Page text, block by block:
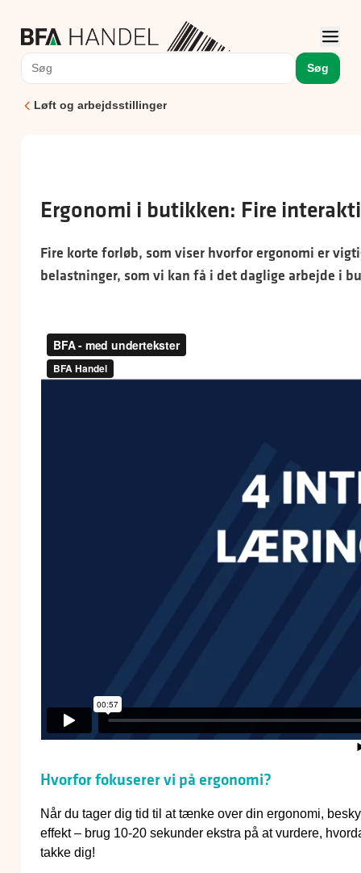
Søg
Løft og arbejdsstillinger
Ergonomi i butikken: Fire
Fire korte forløb, som viser hvorfor ergonomi er
belastninger, som vi kan få i det daglige arbejde i
Hvorfor fokuserer vi på ergonomi?
Når du tager dig tid til at tænke over din ergonomi,
effekt – brug 10-20 sekunder ekstra på at vurdere,
takke dig!